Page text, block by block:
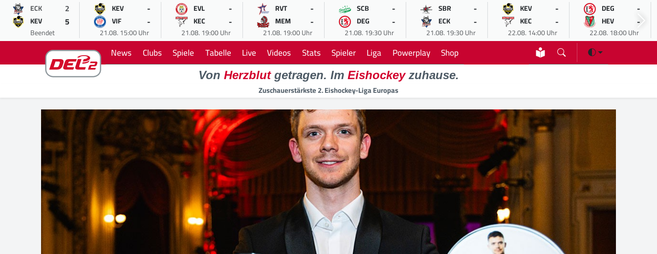
ECK 2
KEV 5
Beendet
KEV -
VIF -
21.08. 15:00 Uhr
EVL -
KEC -
21.08. 19:00 Uhr
RVT -
MEM -
21.08. 19:00 Uhr
SCB -
DEG -
21.08. 19:30 Uhr
SBR -
ECK -
21.08. 19:30 Uhr
KEV -
KEC -
22.08. 14:00 Uhr
DEG -
HEV -
22.08. 18:00 Uhr
News Clubs Spiele Tabelle Live Videos Stats Spieler Liga Powerplay Shop
Von Herzblutgetragen. Im Eishockeyzuhause.
Zuschauerstärkste 2. Eishockey-Liga Europas